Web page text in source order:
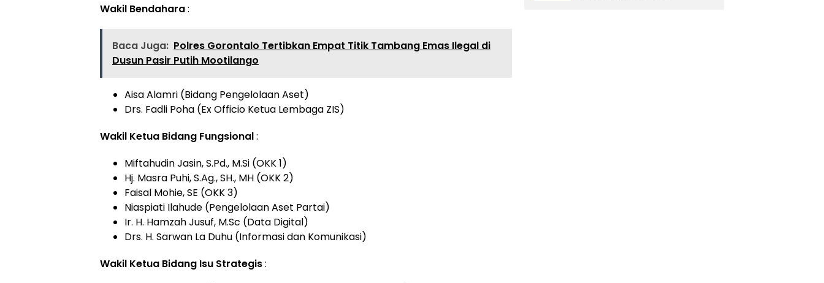
Wakil Bendahara:
Baca Juga: Polres Gorontalo Tertibkan Empat Titik Tambang Emas Ilegal di
Dusun Pasir Putih Mootilango
Aisa Alamri (Bidang Pengelolaan Aset)
Drs. Fadli Poha (Ex Officio Ketua Lembaga ZIS)
Wakil Ketua Bidang Fungsional:
Miftahudin Jasin, S.Pd., M.Si (OKK 1)
Hj. Masra Puhi, S.Ag., SH., MH (OKK 2)
Faisal Mohie, SE (OKK 3)
Niaspiati Ilahude (Pengelolaan Aset Partai)
Ir. H. Hamzah Jusuf, M.Sc (Data Digital)
Drs. H. Sarwan La Duhu (Informasi dan Komunikasi)
Wakil Ketua Bidang Isu Strategis: